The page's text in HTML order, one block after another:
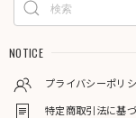
NOTICE
プライバシーポリ
特定商取引法に基